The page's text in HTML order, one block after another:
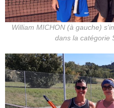
William MICHON (à gauche)
dans la catégorie